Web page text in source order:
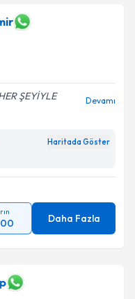
ŞEYİYLE
Devamı
Haritada Göster
Daha Fazla